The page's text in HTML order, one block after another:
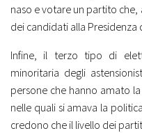
naso e votare un partito che,
dei candidati alla Presidenza
Infine, il terzo tipo di
minoritaria degli
persone che hanno amato
nelle quali si amava la
credono che il livello dei